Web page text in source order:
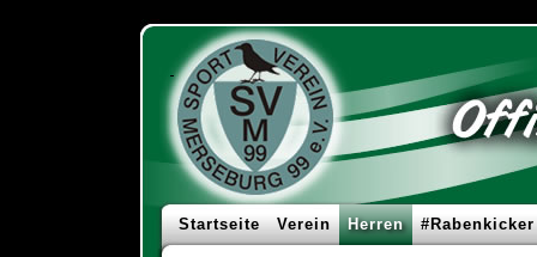
Startseite Verein Herren #Rabenkicker